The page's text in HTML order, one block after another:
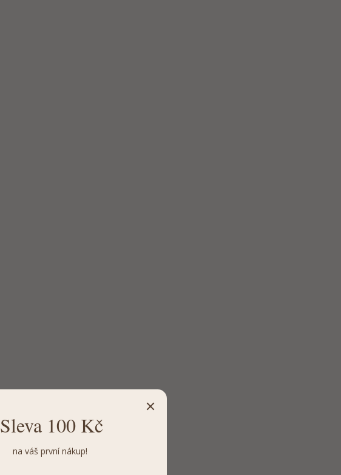
Sleva 100 Kč
na váš první nákup!